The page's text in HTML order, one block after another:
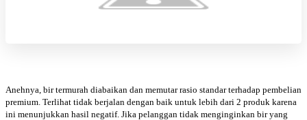
Anehnya, bir termurah diabaikan dan memutar rasio standar terhadap pembelian
premium. Terlihat tidak berjalan dengan baik untuk lebih dari 2 produk karena
ini menunjukkan hasil negatif. Jika pelanggan tidak menginginkan bir yang